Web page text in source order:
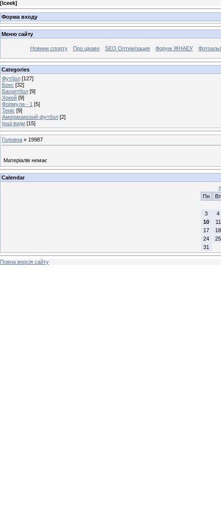
[Iceek]
Форма входу
Меню сайту
Новини спорту Про цікаве SEO Оптимізация Форум ЖНАЕУ
Categories
Футбол [127]
Бокс [32]
Баскетбол [9]
Хокей [9]
Формула - 1 [5]
Теніс [9]
Американский футбол [2]
Інші види [15]
Головна » 19987
Матеріалів немає
Calendar
«
Пн
Вт
3
4
10
11
17
18
24
25
31
Повна версія сайту